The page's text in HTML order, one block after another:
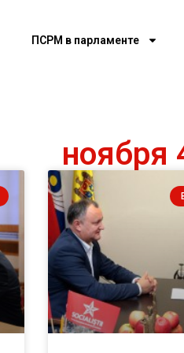
ПСРМ в парламенте
ноября